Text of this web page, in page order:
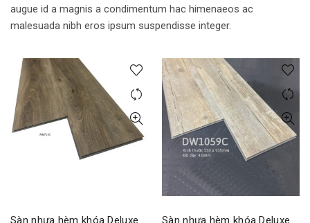
augue id a magnis a condimentum hac himenaeos ac
malesuada nibh eros ipsum suspendisse integer.
Sàn nhựa hèm khóa Deluxe
Sàn nhựa hèm khóa Deluxe